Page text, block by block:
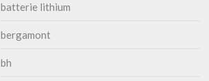
batterie lithium
bergamont
bh